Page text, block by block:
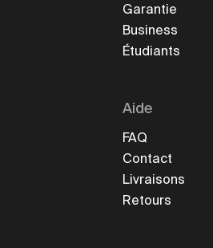
Garantie
Business
Étudiants
Aide
FAQ
Contact
Livraisons
Retours